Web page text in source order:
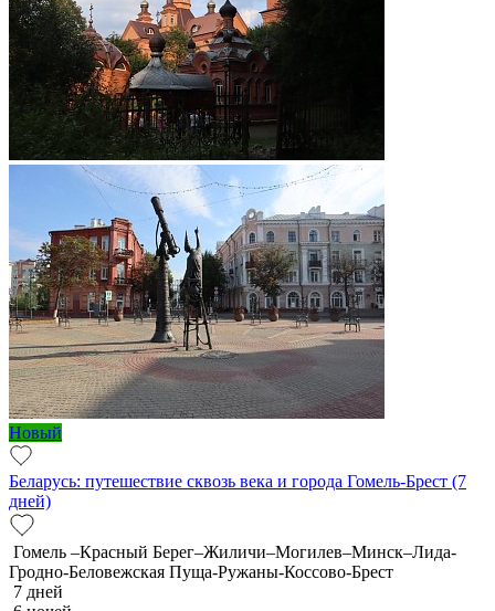
Новый
Беларусь: путешествие сквозь века и города Гомель-Брест (7
дней)
Гомель –Красный Берег–Жиличи–Могилев–Минск–Лида-
Гродно-Беловежская Пуща-Ружаны-Коссово-Брест
7 дней